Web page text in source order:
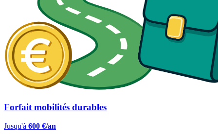
Forfait mobilités durables
Jusqu'à 600 €/an